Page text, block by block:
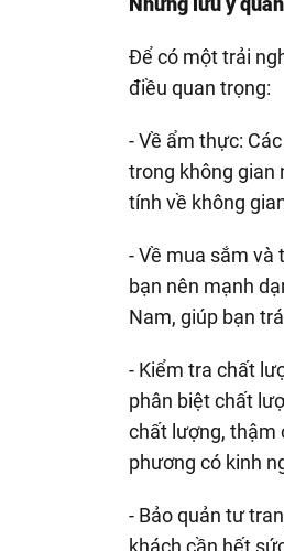
Để có một trải
điều quan trọng:
- Về ẩm thực:
trong không gian
tính về không
- Về mua sắm và
bạn nên mạnh
Nam, giúp bạn
- Kiểm tra chất
phân biệt chất
chất lượng, thậm
phương có kinh
- Bảo quản tư
khách cần hết